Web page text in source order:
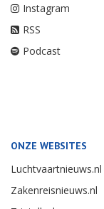
Instagram
RSS
Podcast
ONZE WEBSITES
Luchtvaartnieuws.nl
Zakenreisnieuws.nl